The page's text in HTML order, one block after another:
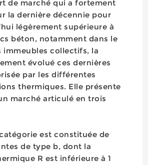
de marché qui a fortement
la dernière décennie pour
légèrement supérieure à
béton, notamment dans le
immeubles collectifs, la
évolué ces dernières
par les différentes
thermiques. Elle présente
marché articulé en trois
est constituée de
de type b, dont la
R est inférieure à 1